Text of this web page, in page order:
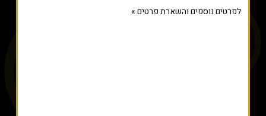
לפרטים נוספים והשארת פרטים »